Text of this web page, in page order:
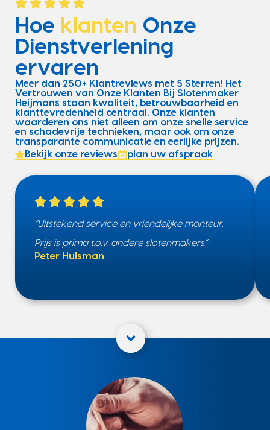
Hoe klanten Onze
Dienstverlening
ervaren
Meer dan 250+ Klantreviews met 5 Sterren! Het
Vertrouwen van Onze Klanten Bij Slotenmaker
Heijmans staan kwaliteit, betrouwbaarheid en
klanttevredenheid centraal. Onze klanten
waarderen ons niet alleen om onze snelle service
en schadevrije technieken, maar ook om onze
transparante communicatie en eerlijke prijzen.
Bekijk onze reviews
plan uw afspraak
“Uitstekend service en vriendelijke monteur.
Prijs is prima t.o.v. andere slotenmakers”
Peter Hulsman